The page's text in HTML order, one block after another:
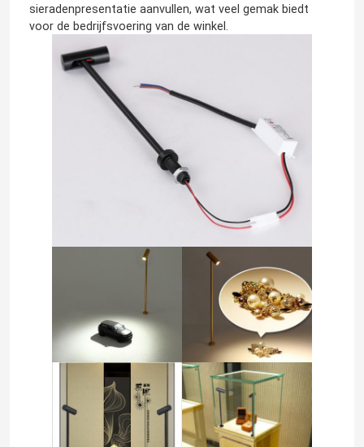
Thuis
sieradenpresentatie aanvullen, wat veel gemak biedt
voor de bedrijfsvoering van de winkel.